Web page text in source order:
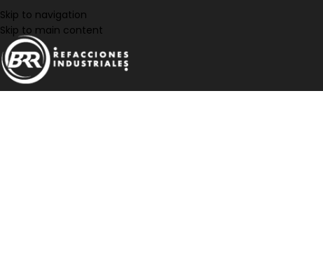
Skip to navigation
Skip to main content